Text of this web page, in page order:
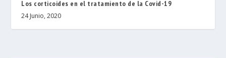
Los corticoides en el tratamiento de la Covid-19
24 Junio, 2020